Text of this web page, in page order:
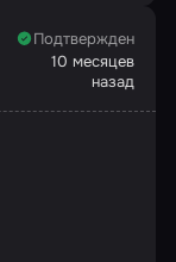
Подтвержден
10 месяцев
назад